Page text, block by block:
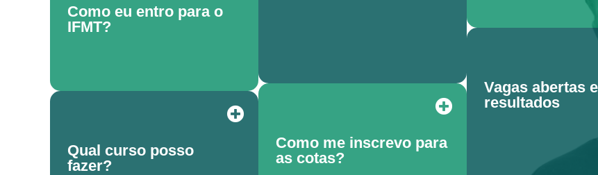
Como eu entro para o
IFMT?
Qual curso posso
fazer?
Como me inscrevo para
as cotas?
Vagas abertas e
resultados